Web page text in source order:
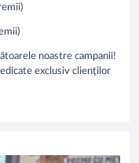
noastre campanii!
exclusiv clienților